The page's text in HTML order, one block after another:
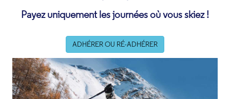
Payez uniquement les journées où vous skiez !
ADHÉRER OU RÉ-ADHÉRER